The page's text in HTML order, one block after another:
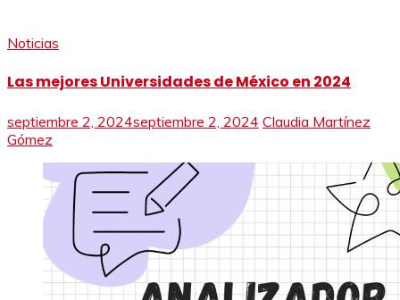
Noticias
Las mejores Universidades de México en 2024
septiembre 2, 2024septiembre 2, 2024 Claudia Martínez
Gómez